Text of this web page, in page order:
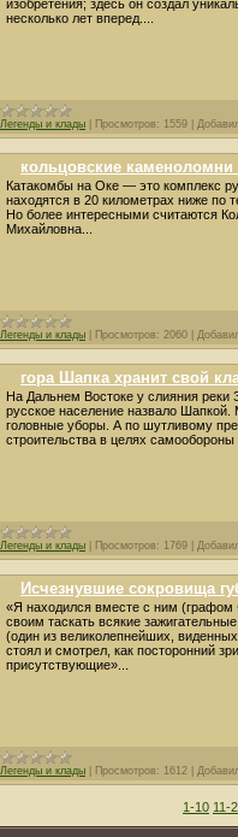
изобретения; здесь он создал
несколько лет вперед....
Легенды и клады Просмотров: 1559
кольцовские каменоломни
Катакомбы на Оке — это комплекс
находятся в 20 километрах ниже по
Но более интересными считаются
Михайловна...
Легенды и клады Просмотров: 2060
гора Шапка хранит свой
На Дальнем Востоке у слияния реки
русское население назвало
головные уборы. А по шутливому
строительства в целях самообороны
Легенды и клады Просмотров: 1769
Исчезнувшие сокровища
«Я находился вместе с ним (графом
своим таскать всякие
(один из великолепнейших,
стоял и смотрел, как посторонний
присутствующие»...
Легенды и клады Просмотров: 1612
1-10 11-